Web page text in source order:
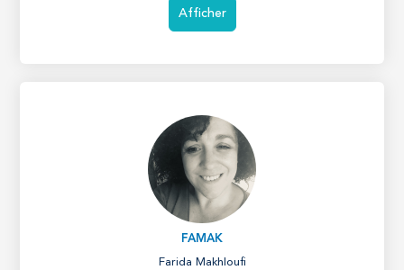
Afficher
FAMAK
Farida Makhloufi